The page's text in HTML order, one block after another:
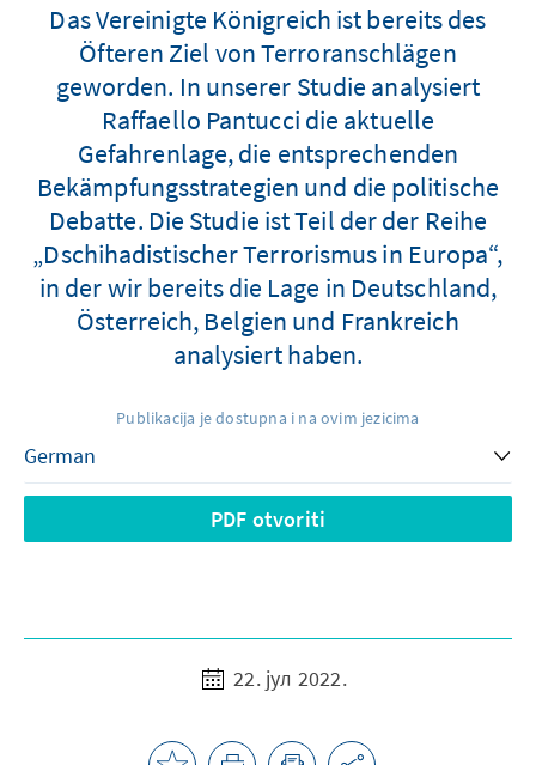
Das Vereinigte Königreich ist bereits des
Öfteren Ziel von Terroranschlägen
geworden. In unserer Studie analysiert
Raffaello Pantucci die aktuelle
Gefahrenlage, die entsprechenden
Bekämpfungsstrategien und die politische
Debatte. Die Studie ist Teil der der Reihe
„Dschihadistischer Terrorismus in Europa“,
in der wir bereits die Lage in Deutschland,
Österreich, Belgien und Frankreich
analysiert haben.
Publikacija je dostupna i na ovim jezicima
PDF otvoriti
22. јул 2022.